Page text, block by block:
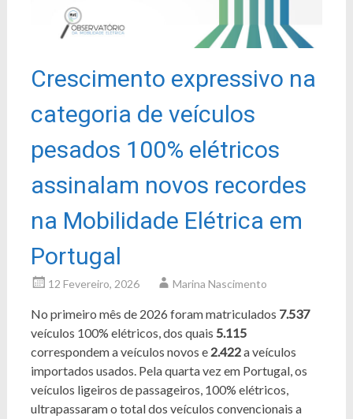
Crescimento expressivo na
categoria de veículos
pesados 100% elétricos
assinalam novos recordes
na Mobilidade Elétrica em
Portugal
12 Fevereiro, 2026 Marina Nascimento
No primeiro mês de 2026 foram matriculados 7.537
veículos 100% elétricos, dos quais 5.115
correspondem a veículos novos e 2.422a veículos
importados usados. Pela quarta vez em Portugal, os
veículos ligeiros de passageiros, 100% elétricos,
ultrapassaram o total dos veículos convencionais a